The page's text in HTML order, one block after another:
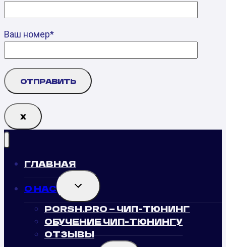
Ваш номер*
Х
ГЛАВНАЯ
О НАС TOGGLE
CHILD
MENU
PORSH.PRO — ЧИП-ТЮНИНГ
ОБУЧЕНИЕ ЧИП-ТЮНИНГУ
ОТЗЫВЫ